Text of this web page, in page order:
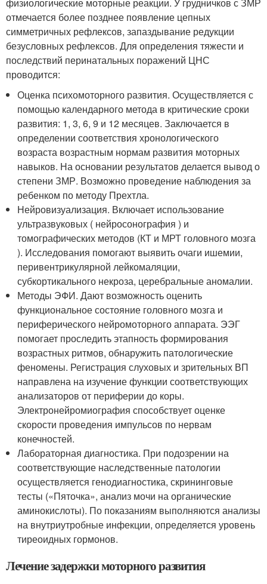
отмечается более позднее появление цепных
симметричных рефлексов, запаздывание редукции
безусловных рефлексов. Для определения тяжести и
последствий перинатальных поражений ЦНС
проводится:
Оценка психомоторного развития. Осуществляется с
помощью календарного метода в критические сроки
развития: 1, 3, 6, 9 и 12 месяцев. Заключается в
определении соответствия хронологического
возраста возрастным нормам развития моторных
навыков. На основании результатов делается вывод о
степени ЗМР. Возможно проведение наблюдения за
ребенком по методу Прехтла.
Нейровизуализация. Включает использование
ультразвуковых ( нейросонография ) и
томографических методов (КТ и МРТ головного мозга
). Исследования помогают выявить очаги ишемии,
перивентрикулярной лейкомаляции,
субкортикального некроза, церебральные аномалии.
Методы ЭФИ. Дают возможность оценить
функциональное состояние головного мозга и
периферического нейромоторного аппарата. ЭЭГ
помогает проследить этапность формирования
возрастных ритмов, обнаружить патологические
феномены. Регистрация слуховых и зрительных ВП
направлена на изучение функции соответствующих
анализаторов от периферии до коры.
Электронейромиография способствует оценке
скорости проведения импульсов по нервам
конечностей.
Лабораторная диагностика. При подозрении на
соответствующие наследственные патологии
осуществляется генодиагностика, скрининговые
тесты («Пяточка», анализ мочи на органические
аминокислоты). По показаниям выполняются анализы
на внутриутробные инфекции, определяется уровень
тиреоидных гормонов.
Лечение задержки моторного развития